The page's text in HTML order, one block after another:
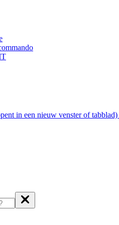
in een nieuw venster of tabblad)